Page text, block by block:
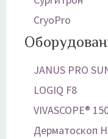
CryoPro
JANUS PRO
LOGIQ F8
VIVASCOPE®
Дерматоскоп